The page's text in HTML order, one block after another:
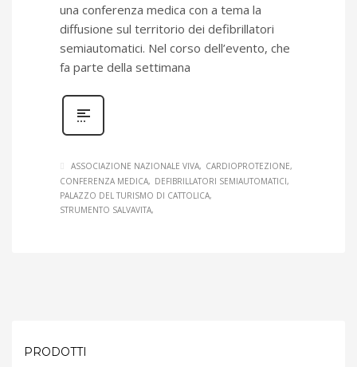
una conferenza medica con a tema la
diffusione sul territorio dei defibrillatori
semiautomatici. Nel corso dell’evento, che
fa parte della settimana
ASSOCIAZIONE NAZIONALE VIVA
CARDIOPROTEZIONE
CONFERENZA MEDICA
DEFIBRILLATORI SEMIAUTOMATICI
PALAZZO DEL TURISMO DI CATTOLICA
STRUMENTO SALVAVITA
PRODOTTI